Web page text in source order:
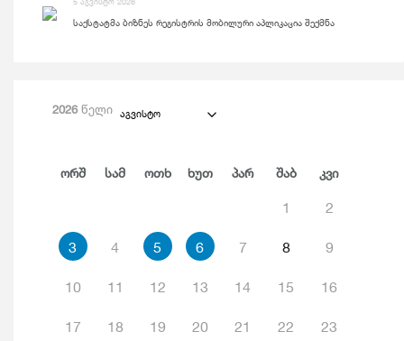
საქსტატმა ბიზნეს რეგისტრის მობილური აპლიკაცია შექმნა
2026წელი აგვისტო
Ორშ Სამ Ოთხ Ხუთ Პარ Შაბ Კვი
1 2
3 4 5 6 7 8 9
10 11 12 13 14 15 16
17 18 19 20 21 22 23